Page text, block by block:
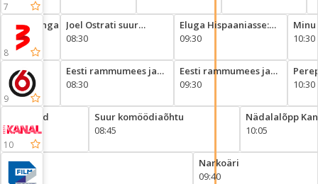
7
8
9
10
Suvesangarid
08:00
Joel Ostrati suur
õhtusöök
08:30
Eluga Hispaaniasse:
kinnisvara eri
09:30 10:30
Eesti rammumees ja
rammunaine
08:30
Eesti rammumees ja
rammunaine
09:30
10:30
Suur komöödiaõhtu
08:45
Nädalalõpp
10:05
Don Jon
08:00
Narkoäri
09:40